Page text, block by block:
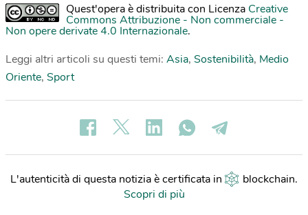
Quest'opera è distribuita con Licenza Creative
Commons Attribuzione - Non commerciale -
Non opere derivate 4.0 Internazionale.
Leggi altri articoli su questi temi: Asia, Sostenibilità, Medio
Oriente, Sport
L'autenticità di questa notizia è certificata in blockchain.
Scopri di più